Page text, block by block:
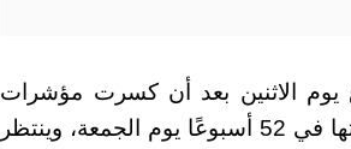
يوم الاثنين بعد أن كسرت مؤشرات
ستاندرد آند بورز 500 وداو جونز وناسداك أعلى مستوياتها في 52 أسبوعًا يوم الجمعة، وينتظر